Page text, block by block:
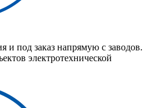
под заказ напрямую с заводов.
электротехнической